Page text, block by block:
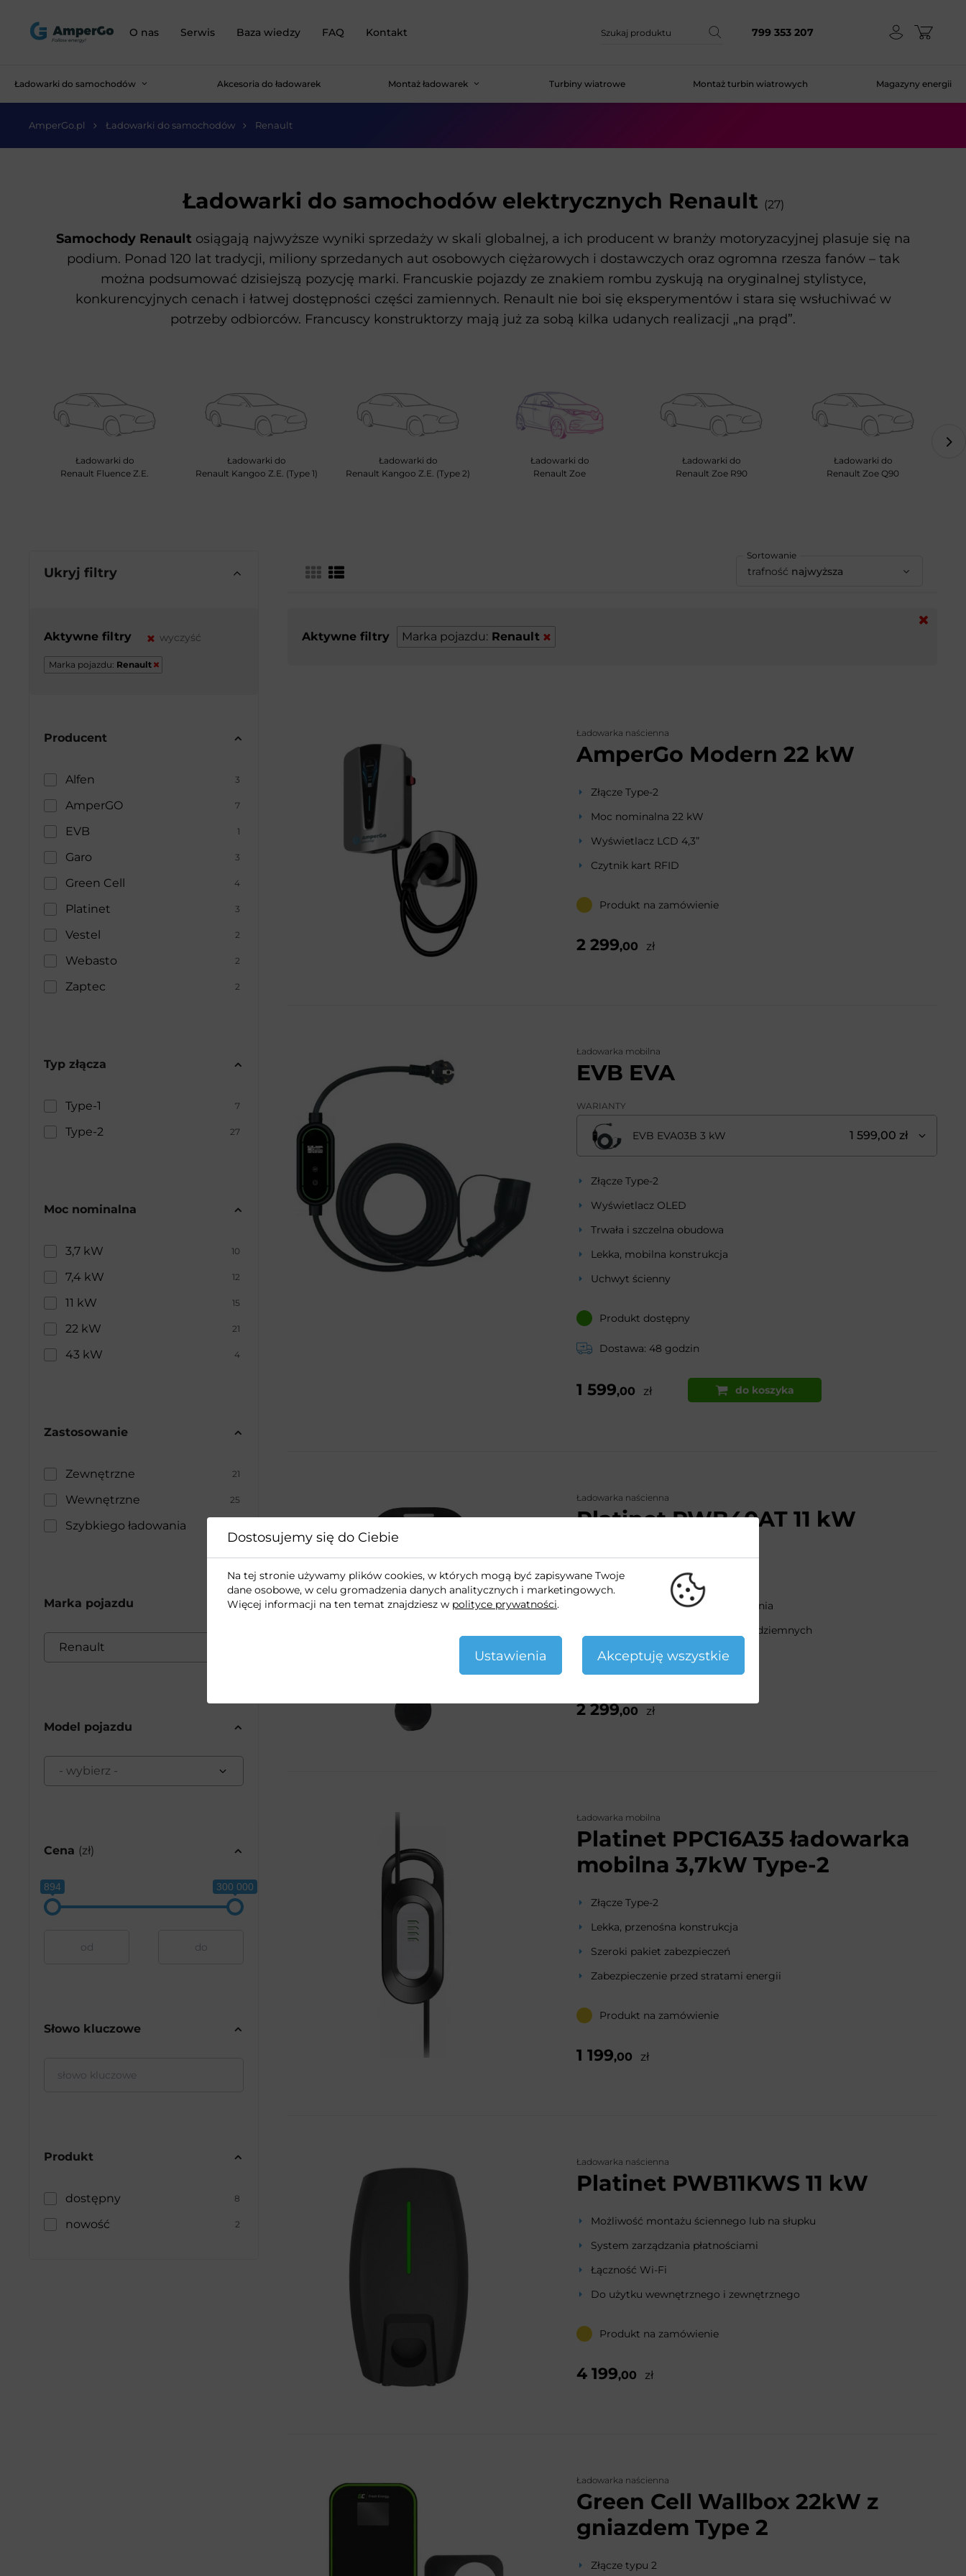
O nas Serwis Baza wiedzy FAQ Kontakt 799 353 207
Ładowarki do samochodów Akcesoria do ładowarek Montaż ładowarek Turbiny wiatrowe Montaż turbin wiatrowych Magazyny energii
AmperGo.pl Ładowarki do samochodów Renault
Ładowarki do samochodów elektrycznych Renault (27)
Samochody Renault osiągają najwyższe wyniki sprzedaży w skali globalnej, a ich producent w branży motoryzacyjnej plasuje się na
podium. Ponad 120 lat tradycji, miliony sprzedanych aut osobowych ciężarowych i dostawczych oraz ogromna rzesza fanów – tak
można podsumować dzisiejszą pozycję marki. Francuskie pojazdy ze znakiem rombu zyskują na oryginalnej stylistyce,
konkurencyjnych cenach i łatwej dostępności części zamiennych. Renault nie boi się eksperymentów i stara się wsłuchiwać w
potrzeby odbiorców. Francuscy konstruktorzy mają już za sobą kilka udanych realizacji „na prąd”.
Ładowarki do
Renault Fluence Z.E.
Ładowarki do
Renault Kangoo Z.E. (Type 1)
Ładowarki do
Renault Kangoo Z.E. (Type 2)
Ładowarki do
Renault Zoe
Ładowarki do
Renault Zoe R90
Ładowarki do
Renault Zoe Q90
Ukryj filtry
Sortowanie
trafność najwyższa
Aktywne filtry wyczyść
Marka pojazdu: Renault
Producent
Alfen 3
AmperGO 7
EVB 1
Garo 3
Green Cell 4
Platinet 3
Vestel 2
Webasto 2
Zaptec 2
Typ złącza
Type-1 7
Type-2 27
Moc nominalna
3,7 kW 10
7,4 kW 12
11 kW 15
22 kW 21
43 kW 4
Zastosowanie
Zewnętrzne 21
Wewnętrzne 25
Szybkiego ładowania
Marka pojazdu
Renault
Model pojazdu
- wybierz -
Cena (zł)
894 300 000
Słowo kluczowe
Produkt
dostępny 8
nowość 2
Aktywne filtry Marka pojazdu: Renault
Ładowarka naścienna
AmperGo Modern 22 kW
Złącze Type-2
Moc nominalna 22 kW
Wyświetlacz LCD 4,3”
Czytnik kart RFID
Produkt na zamówienie
2 299,00 zł
Ładowarka mobilna
EVB EVA
WARIANTY
EVB EVA03B 3 kW 1 599,00 zł
Złącze Type-2
Wyświetlacz OLED
Trwała i szczelna obudowa
Lekka, mobilna konstrukcja
Uchwyt ścienny
Produkt dostępny
Dostawa: 48 godzin
1 599,00 zł do koszyka
Ładowarka naścienna
Platinet PWB40AT 11 kW
Złącze Type-2
Wyświetlacz LED 3,5”
Niski pobór mocy w trybie czuwania
Idealna do garaży i parkingów podziemnych
2 299,00 zł
Ładowarka mobilna
Platinet PPC16A35 ładowarka
mobilna 3,7kW Type-2
Złącze Type-2
Lekka, przenośna konstrukcja
Szeroki pakiet zabezpieczeń
Zabezpieczenie przed stratami energii
Produkt na zamówienie
1 199,00 zł
Ładowarka naścienna
Platinet PWB11KWS 11 kW
Możliwość montażu ściennego lub na słupku
System zarządzania płatnościami
Łączność Wi-Fi
Do użytku wewnętrznego i zewnętrznego
Produkt na zamówienie
4 199,00 zł
Ładowarka naścienna
Green Cell Wallbox 22kW z
gniazdem Type 2
Złącze typu 2
Dostosujemy się do Ciebie
Na tej stronie używamy plików cookies, w których mogą być zapisywane Twoje
dane osobowe, w celu gromadzenia danych analitycznych i marketingowych.
Więcej informacji na ten temat znajdziesz w polityce prywatności.
Ustawienia Akceptuję wszystkie